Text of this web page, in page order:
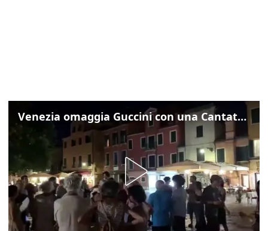
Venezia omaggia Guccini con una Cantata Anarchica in campo Santa Margherita